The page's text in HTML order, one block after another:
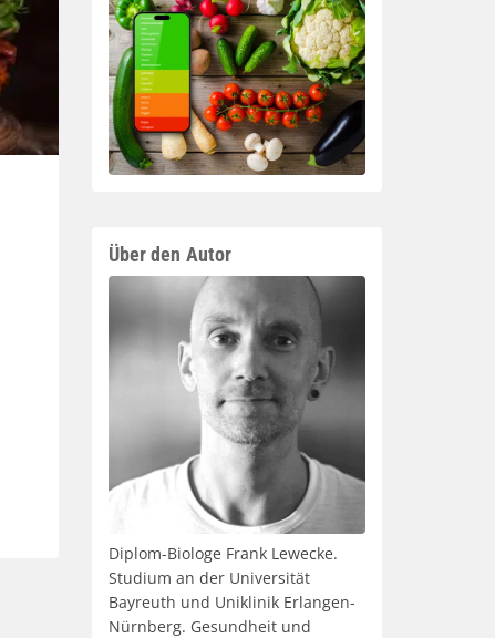
Über den Autor
Diplom-Biologe Frank Lewecke.
Studium an der Universität
Bayreuth und Uniklinik Erlangen-
Nürnberg. Gesundheit und